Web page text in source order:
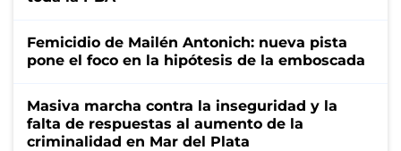
Femicidio de Mailén Antonich: nueva pista
pone el foco en la hipótesis de la emboscada
Masiva marcha contra la inseguridad y la
falta de respuestas al aumento de la
criminalidad en Mar del Plata